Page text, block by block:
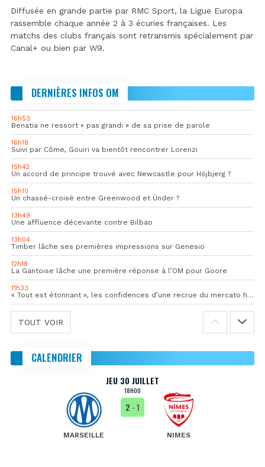
Diffusée en grande partie par RMC Sport, la Ligue Europa
rassemble chaque année 2 à 3 écuries françaises. Les
matchs des clubs français sont retransmis spécialement par
Canal+ ou bien par W9.
DERNIÈRES INFOS OM
16h53
Benatia ne ressort « pas grandi » de sa prise de parole
16h18
Suivi par Côme, Gouiri va bientôt rencontrer Lorenzi
15h42
Un accord de principe trouvé avec Newcastle pour Höjbjerg ?
15h10
Un chassé-croisé entre Greenwood et Ünder ?
13h49
Une affluence décevante contre Bilbao
13h04
Timber lâche ses premières impressions sur Genesio
12h18
La Gantoise lâche une première réponse à l’OM pour Goore
11h33
« Tout est étonnant », les confidences d’une recrue du mercato hivernal de l’OM
TOUT VOIR
CALENDRIER
JEU 30 JUILLET
18H00
MARSEILLE
2 - 1
NIMES